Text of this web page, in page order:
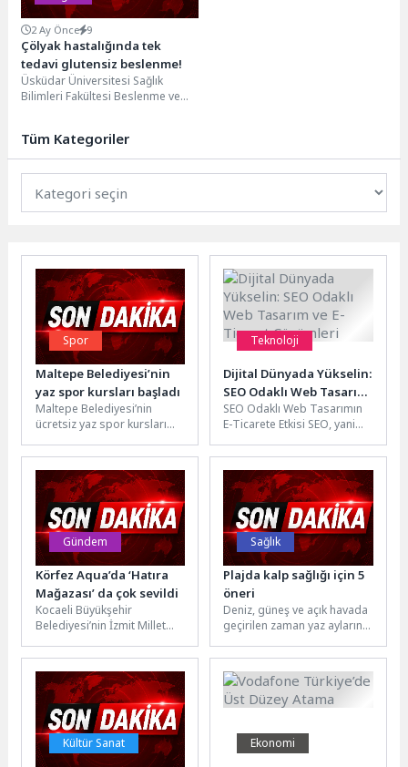
2 Ay Önce 9
Çölyak hastalığında tek
tedavi glutensiz beslenme!
Üsküdar Üniversitesi Sağlık
Bilimleri Fakültesi Beslenme ve
Tüm Kategoriler
Spor
Maltepe Belediyesi’nin
yaz spor kursları başladı
Maltepe Belediyesi’nin
ücretsiz yaz spor kursları
Belediyesi’nce Maltepeli 5-
14 yaş aralığındaki çocuklar...
Teknoloji
Dijital Dünyada Yükselin:
SEO Odaklı Web Tasarım
ve E-Ticaret Çözümleri
SEO Odaklı Web Tasarımın
E-Ticarete Etkisi SEO, yani
Optimizasyonu, günümüz
dijital dünyasında web...
Gündem
Körfez Aqua’da ‘Hatıra
Mağazası’ da çok sevildi
Kocaeli Büyükşehir
Belediyesi’nin İzmit Millet
kazandırdığı Körfez Aqua
Kıtalar Akvaryumu,
ziyaretçilerini ağırlamaya...
Sağlık
Plajda kalp sağlığı için 5
öneri
Deniz, güneş ve açık havada
geçirilen zaman yaz aylarının
Ancak sıcaklıkların
yükselmesiyle birlikte...
Kültür Sanat Ekonomi